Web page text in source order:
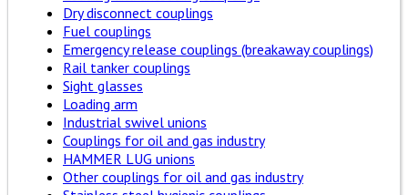
Dry disconnect couplings
Fuel couplings
Emergency release couplings (breakaway couplings)
Rail tanker couplings
Sight glasses
Loading arm
Industrial swivel unions
Couplings for oil and gas industry
HAMMER LUG unions
Other couplings for oil and gas industry